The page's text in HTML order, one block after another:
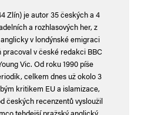
z Green Dealu
tak nejspíš jen dočasné.
přehlédli, kdyby na
jistotách a zejména
Jinak to bude vítaný
oranžového
Zlín) je autor 35 českých a 4
a rozhlasových her, z
v londýnské emigraci
pracoval v české redakci BBC
Vic. Od roku 1990 píše
celkem dnes už okolo 3
kritikem EU a islamizace,
českých recenzentů vysloužil